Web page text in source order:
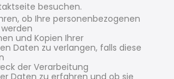
besuchen.
ob Ihre personenbezogenen
und Kopien Ihrer
Daten zu verlangen, falls diese
der Verarbeitung